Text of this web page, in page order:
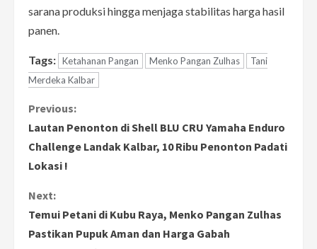
sarana produksi hingga menjaga stabilitas harga hasil
panen.
Tags: Ketahanan Pangan Menko Pangan Zulhas
Tani
Merdeka Kalbar
C
o
n
t
i
Previous:
Lautan Penonton di Shell BLU CRU Yamaha Enduro
Challenge Landak Kalbar, 10 Ribu Penonton Padati
Lokasi !
Next:
Temui Petani di Kubu Raya, Menko Pangan Zulhas
Pastikan Pupuk Aman dan Harga Gabah